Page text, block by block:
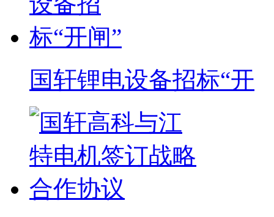
国轩锂电设备招标“开